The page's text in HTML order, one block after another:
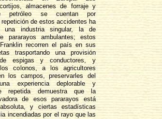
almacenes de forraje y
petróleo se cuentan por
de estos accidentes ha
una industria singular, la de
pararayos ambulantes; estos
recorren el país en sus
trasportando una provisión
de espigas y conductores, y
colonos, a los agricultores
los campos, preservarles del
experiencia deplorable y
repetida demuestra que la
de esos pararayos está
y ciertas estadísticas
incendiadas por el rayo que las